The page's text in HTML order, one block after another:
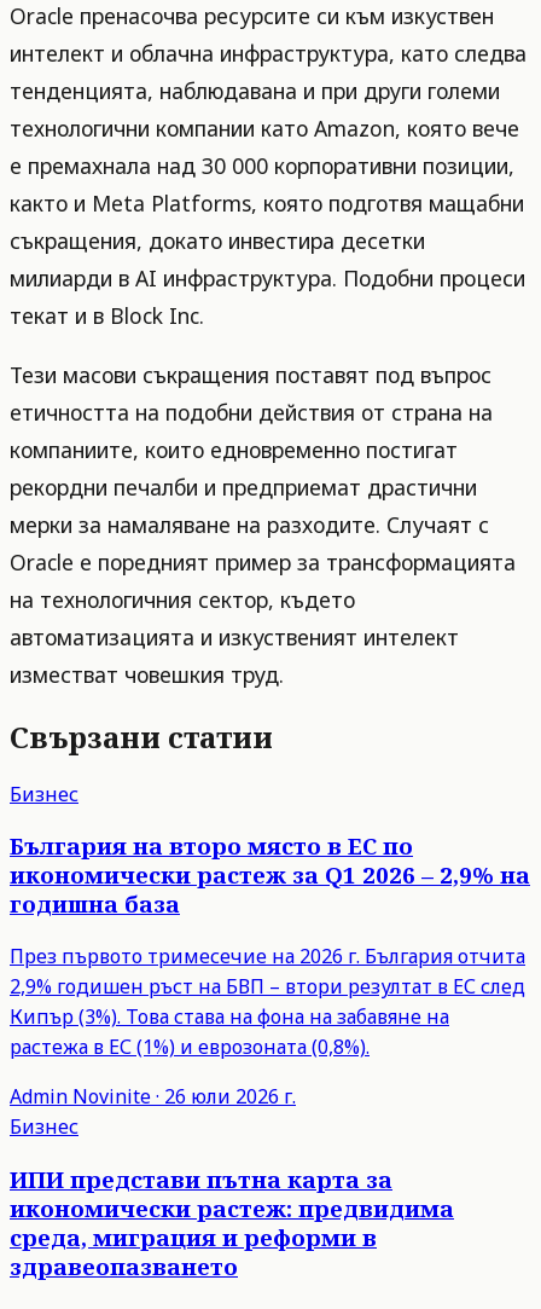
Oracle пренасочва ресурсите си към изкуствен
интелект и облачна инфраструктура, като следва
тенденцията, наблюдавана и при други големи
технологични компании като Amazon, която вече
е премахнала над 30 000 корпоративни позиции,
както и Meta Platforms, която подготвя мащабни
съкращения, докато инвестира десетки
милиарди в AI инфраструктура. Подобни процеси
текат и в Block Inc.
Тези масови съкращения поставят под въпрос
етичността на подобни действия от страна на
компаниите, които едновременно постигат
рекордни печалби и предприемат драстични
мерки за намаляване на разходите. Случаят с
Oracle е поредният пример за трансформацията
на технологичния сектор, където
автоматизацията и изкуственият интелект
изместват човешкия труд.
Свързани статии
Бизнес
България на второ място в ЕС по
икономически растеж за Q1 2026 – 2,9% на
годишна база
През първото тримесечие на 2026 г. България отчита
2,9% годишен ръст на БВП – втори резултат в ЕС след
Кипър (3%). Това става на фона на забавяне на
растежа в ЕС (1%) и еврозоната (0,8%).
Admin Novinite· 26 юли 2026 г.
Бизнес
ИПИ представи пътна карта за
икономически растеж: предвидима
среда, миграция и реформи в
здравеопазването